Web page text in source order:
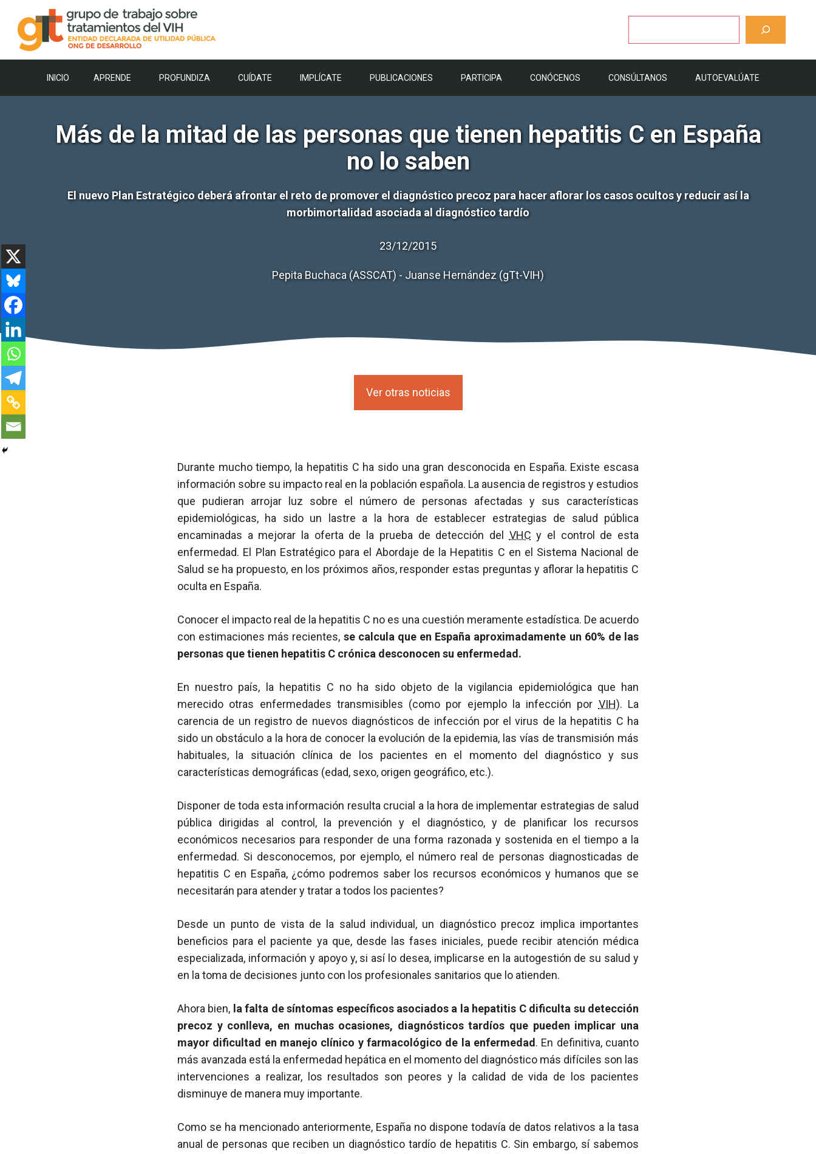
contenido
INICIO APRENDE PROFUNDIZA CUÍDATE IMPLÍCATE PUBLICACIONES PARTICIPA CONÓCENOS CONSÚLTANOS AUTOEVALÚATE
Más de la mitad de las personas que tienen hepatitis C en España
no lo saben
El nuevo Plan Estratégico deberá afrontar el reto de promover el diagnóstico precoz para hacer aflorar los casos ocultos y reducir así la
morbimortalidad asociada al diagnóstico tardío
23/12/2015
Pepita Buchaca (ASSCAT) - Juanse Hernández (gTt-VIH)
Ver otras noticias
Durante mucho tiempo, la hepatitis C ha sido una gran desconocida en España. Existe escasa
información sobre su impacto real en la población española. La ausencia de registros y estudios
que pudieran arrojar luz sobre el número de personas afectadas y sus características
epidemiológicas, ha sido un lastre a la hora de establecer estrategias de salud pública
encaminadas a mejorar la oferta de la prueba de detección del VHC y el control de esta
enfermedad. El Plan Estratégico para el Abordaje de la Hepatitis C en el Sistema Nacional de
Salud se ha propuesto, en los próximos años, responder estas preguntas y aflorar la hepatitis C
oculta en España.
Conocer el impacto real de la hepatitis C no es una cuestión meramente estadística. De acuerdo
con estimaciones más recientes, se calcula que en España aproximadamente un 60% de las
personas que tienen hepatitis C crónica desconocen su enfermedad.
En nuestro país, la hepatitis C no ha sido objeto de la vigilancia epidemiológica que han
merecido otras enfermedades transmisibles (como por ejemplo la infección por VIH). La
carencia de un registro de nuevos diagnósticos de infección por el virus de la hepatitis C ha
sido un obstáculo a la hora de conocer la evolución de la epidemia, las vías de transmisión más
habituales, la situación clínica de los pacientes en el momento del diagnóstico y sus
características demográficas (edad, sexo, origen geográfico, etc.).
Disponer de toda esta información resulta crucial a la hora de implementar estrategias de salud
pública dirigidas al control, la prevención y el diagnóstico, y de planificar los recursos
económicos necesarios para responder de una forma razonada y sostenida en el tiempo a la
enfermedad. Si desconocemos, por ejemplo, el número real de personas diagnosticadas de
hepatitis C en España, ¿cómo podremos saber los recursos económicos y humanos que se
necesitarán para atender y tratar a todos los pacientes?
Desde un punto de vista de la salud individual, un diagnóstico precoz implica importantes
beneficios para el paciente ya que, desde las fases iniciales, puede recibir atención médica
especializada, información y apoyo y, si así lo desea, implicarse en la autogestión de su salud y
en la toma de decisiones junto con los profesionales sanitarios que lo atienden.
Ahora bien, la falta de síntomas específicos asociados a la hepatitis C dificulta su detección
precoz y conlleva, en muchas ocasiones, diagnósticos tardíos que pueden implicar una
mayor dificultad en manejo clínico y farmacológico de la enfermedad . En definitiva, cuanto
más avanzada está la enfermedad hepática en el momento del diagnóstico más difíciles son las
intervenciones a realizar, los resultados son peores y la calidad de vida de los pacientes
disminuye de manera muy importante.
Como se ha mencionado anteriormente, España no dispone todavía de datos relativos a la tasa
anual de personas que reciben un diagnóstico tardío de hepatitis C. Sin embargo, sí sabemos